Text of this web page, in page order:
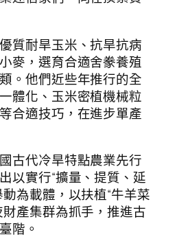
質耐旱玉米、抗旱抗病
麥，選育合適舍豢養殖
。他們近些年推行的全
體化、玉米密植機械粒
合適技巧，在進步單產
古代冷旱特點農業先行
以實行“擴量、提質、延
為載體，以扶植“牛羊菜
產集群為抓手，推進古
階。